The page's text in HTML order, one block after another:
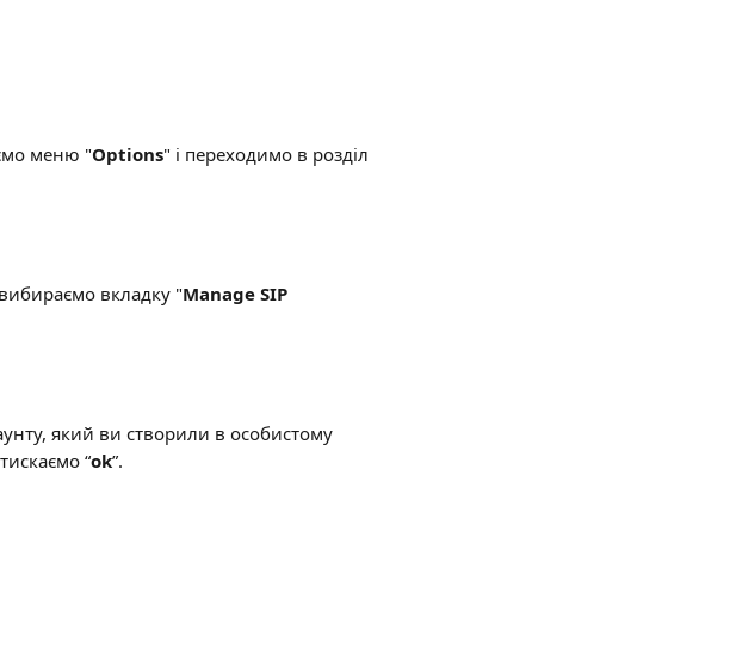
меню "Options" і переходимо в розділ
вкладку "Manage SIP
який ви створили в особистому
“ok”.